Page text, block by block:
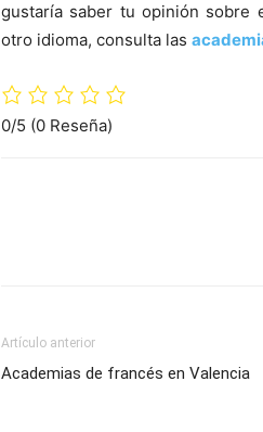
gustaría saber tu opinión sobre
otro idioma, consulta las
0/5 (0 Reseña)
Artículo anterior
Academias de francés en Valencia